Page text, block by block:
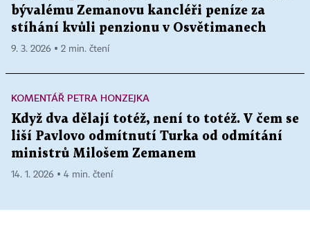
bývalému Zemanovu kancléři peníze za
stíhání kvůli penzionu v Osvětimanech
9. 3. 2026 ▪ 2 min. čtení
KOMENTÁŘ PETRA HONZEJKA
Když dva dělají totéž, není to totéž. V čem se
liší Pavlovo odmítnutí Turka od odmítání
ministrů Milošem Zemanem
14. 1. 2026 ▪ 4 min. čtení